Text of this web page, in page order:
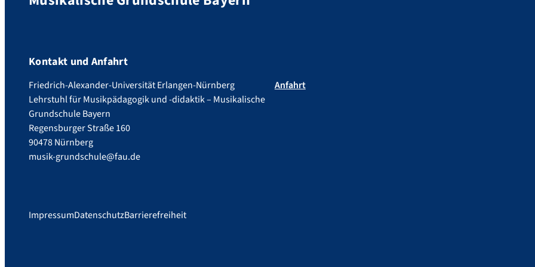
Kontakt und Anfahrt
Friedrich-Alexander-Universität Erlangen-Nürnberg
Lehrstuhl für Musikpädagogik und -didaktik – Musikalische
Grundschule Bayern
Regensburger Straße 160
90478 Nürnberg
musik-grundschule@fau.de
Anfahrt
ImpressumDatenschutzBarrierefreiheit